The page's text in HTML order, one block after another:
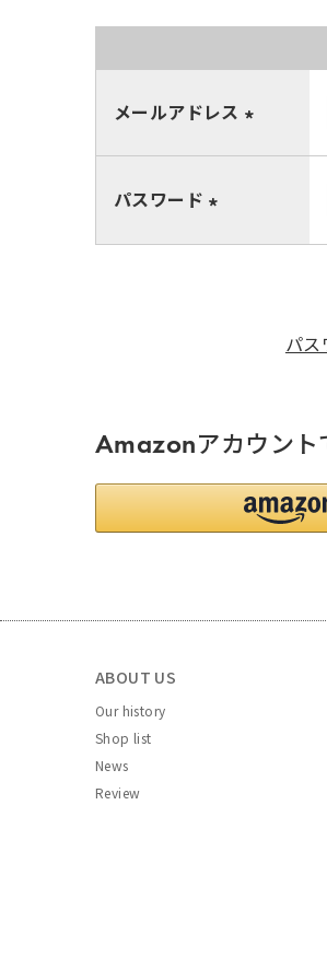
メールアドレス
パスワード
パ
Amazonアカウント
ABOUT US
Our history
Shop list
News
Review